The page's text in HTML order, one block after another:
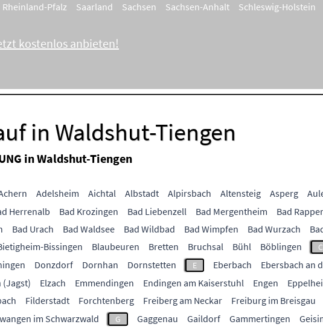
Rheinland-Pfalz Saarland Sachsen Sachsen-Anhalt Schleswig-Holstein
kostenlos anbieten!
in Waldshut-Tiengen
inWaldshut-Tiengen
Adelsheim Aichtal Albstadt Alpirsbach Altensteig Asperg
Herrenalb Bad Krozingen Bad Liebenzell Bad Mergentheim Bad
Bad Urach Bad Waldsee Bad Wildbad Bad Wimpfen Bad Wurzach
Bissingen Blaubeuren Bretten Bruchsal Bühl Böblingen C
Donzdorf Dornhan Dornstetten E Eberbach Ebersbach an
(Jagst) Elzach Emmendingen Endingen am Kaiserstuhl Engen
Filderstadt Forchtenberg Freiberg am Neckar Freiburg im Breisgau
im Schwarzwald G Gaggenau Gaildorf Gammertingen